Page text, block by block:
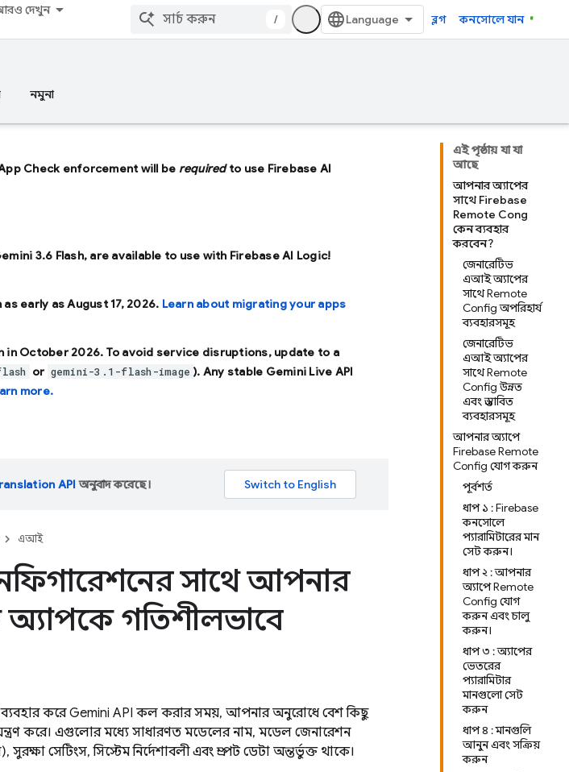
দেখুন
/ ব্লগ কনসোলে যান
নমুনা
এই পৃষ্ঠায় যা যা
আছে
আপনার অ্যাপের
সাথে Firebase
Remote Config
কেন ব্যবহার
করবেন?
জেনারেটিভ
এআই অ্যাপের
সাথে Remote
Config অপরিহার্য
ব্যবহারসমূহ
জেনারেটিভ
এআই অ্যাপের
সাথে Remote
Config উন্নত
এবং প্রস্তাবিত
ব্যবহারসমূহ
আপনার অ্যাপে
Firebase Remote
Config যোগ করুন
পূর্বশর্ত
ধাপ ১ : Firebase
কনসোলে
প্যারামিটারের মান
সেট করুন।
ধাপ ২ : আপনার
অ্যাপে Remote
Config যোগ
করুন এবং চালু
করুন।
ধাপ ৩ : অ্যাপের
ভেতরের
প্যারামিটার
মানগুলো সেট
করুন
ধাপ ৪ : মানগুলি
আনুন এবং সক্রিয়
করুন
Check enforcement will be requiredto use Firebase AI
3.6 Flash, are available to use with Firebase AI Logic!
as early asAugust 17, 2026. Learn about migrating your apps
in October 2026. To avoid service disruptions, update to a
or gemini-3.1-flash-image ). Any stable Gemini Live API
more.
API অনুবাদ করেছে।
এআই
সাথে আপনার
গতিশীলভাবে
করেGemini API কল করার সময়, আপনার অনুরোধে বেশ কিছু
করে। এগুলোর মধ্যে সাধারণত মডেলের নাম, মডেল জেনারেশন
সেটিংস, সিস্টেম নির্দেশাবলী এবং প্রম্পট ডেটা অন্তর্ভুক্ত থাকে।